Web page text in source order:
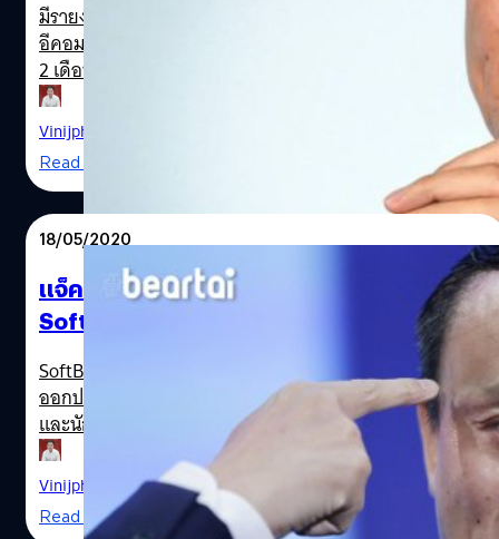
มีรายงานข่าวว่า แจ็ก หม่า มหาเศรษฐีชาวจีนผู้ก่อตั้งบริษัท
อีคอมเมิร์ซ Alibaba ไม่ได้ปรากฏตัวต่อสาธารณะมานานกว่า
2 เดือนแล้ว หลังจากที่เขากล่าวคำท้าทายระเบียบการเงินของ
ธนาคารจีนว่าล้าสมัยจนเป็นเหตุทำให้รัฐบาลจีนเรียกพบด่วน
และสั่งให้ยุติการเปิดขายหุ้น IPO ครั้งใหญ่ที่สุดของโลกของ
Ant Group บริษัทฟินเทคในเครือ Alibaba เมื่อกลางเดือน
ตุลาคมที่ผ่านมา โดยสื่อต่างประเทศจับสังเกตจากการไม่ได้
ไปปรากฏตัวในรายการโทรทัศน์ของเขาเองที่ชื่อ Africa’s
Business Heroes ซึ่งเป็นรายการที่เปิดโอกาสให้นักธุรกิจชาว
แอฟริกันรุ่นใหม่เข้ามาแข่งขันชิงเงินรางวัลกว่า 1.5 ล้านเหรียญ
สหรัฐเพื่อนำไปลงทุนธุรกิจที่ปกติแล้วในรายการตอนสุดท้าย
แจ็ก หม่าจะเขาร่วมรายการในฐานะผู้ตัดสิน แต่รอบนี้กลับไม่มี
ใครเห็นเขา โฆษกของ Alibaba ได้กล่าวว่าทางแจ็ก หม่าไม่
สามารถเข้าร่วมรายการได้ เนื่องจากไม่ว่าง หากไล่ไทม์ไลน์
ที่มาที่ไปก่อนการหายตัวไปของเขา เริ่มตั้งแต่ช่วงกลางเดือน
ตุลาคม แจ็กได้ออกมาแสดงความความเห็นวิจารณ์กฎเกณฑ์
การควบคุมระบบการเงินแบบเดิมของรัฐบาลจีนว่า ล้าสมัยและ
ไม่เหมาะสมกับการสร้างนวัตกรรมใหม่ ถ้าทางธนาคารไม่ยอม
ปรับปรุง เขาก็จะใช้นวัตกรรมใหม่มาแก้ปัญหาระบบการเงินเอง
ต่อมาไม่ถึงสัปดาห์ ทางการจีนได้สั่งให้ Ant Group (บริษัทลูก
Vinijphat Kanyapong
Read More
18/05/2020
แจ็ค หม่าสละเรือ ลาออกจากบอร์ดบริหาร
SoftBank Group บริษัทเทคอันดับหนึ่งของ
SoftBank Group บริษัทเทคโนโลยียักษ์ใหญ่สัญชาติญี่ปุ่นได้
ออกประกาศในวันที่ 18 พฤษภาคม (วันนี้) เพื่อแจ้งให้ผู้ถือหุ้น
และนักลงทุนทราบว่า "แจ็ค หม่า" ผู้ร่วมก่อตั้งแพลตฟอร์ม
อีคอมเมิร์ซชื่อดังอย่าง Alibaba ได้ประกาศลาออกจาก
ตำแหน่งบอร์ดบริหารของบริษัทเป็นที่เรียบร้อยแล้ว โดยจะมี
ผลอย่างเป็นทางการตั้งแต่วันที่ 25 พฤษภาคม เป็นต้นไป โดย
การประกาศข่าวนี้จาก SoftBank มีขึ้นก่อนที่จะมีการรายงาน
Vinijphat Kanyapong| 2273 days ago
Read More